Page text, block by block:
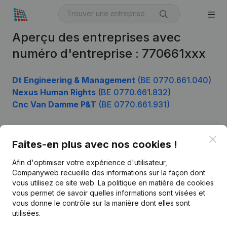
Aperçu des entreprises avec
numéro d'entreprise : 770661xxx
Dt Engineering & Management (BE 0770.661.040)
Nexus Human Rights (BE 0770.661.832)
Cnc Van Damme P&T (BE 0770.661.931)
Faites-en plus avec nos cookies !
Afin d'optimiser votre expérience d'utilisateur,
Companyweb recueille des informations sur la façon dont
vous utilisez ce site web. La politique en matière de cookies
vous permet de savoir quelles informations sont visées et
vous donne le contrôle sur la manière dont elles sont
utilisées.
Français
Kantorenpark Everest
Produit
Informations d’entreprise
Monitoring
Recherche internationale